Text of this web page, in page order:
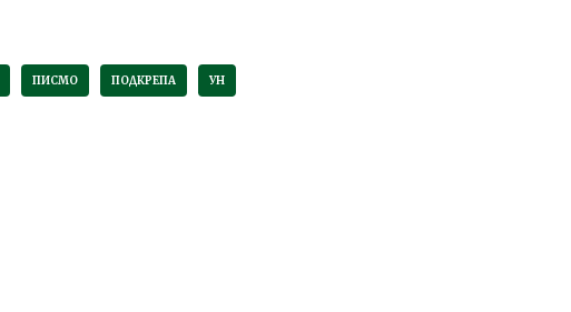
ПИСМО ПОДКРЕПА УН